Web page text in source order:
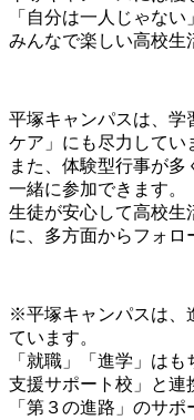
「自分は一人じゃない」
みんなで楽しい高校生
平塚キャンパスは、学
ケア」にも尽力してい
また、体験型行事が
一緒に参加できます。
生徒が安心して高校生
に、多方面からフォロ
※平塚キャンパスは、
ています。
「就職」「進学」は
支援サポート校」と連
「第３の進路」のサポ